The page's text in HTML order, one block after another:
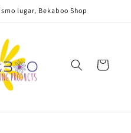
lugar, Bekaboo Shop
Carrito